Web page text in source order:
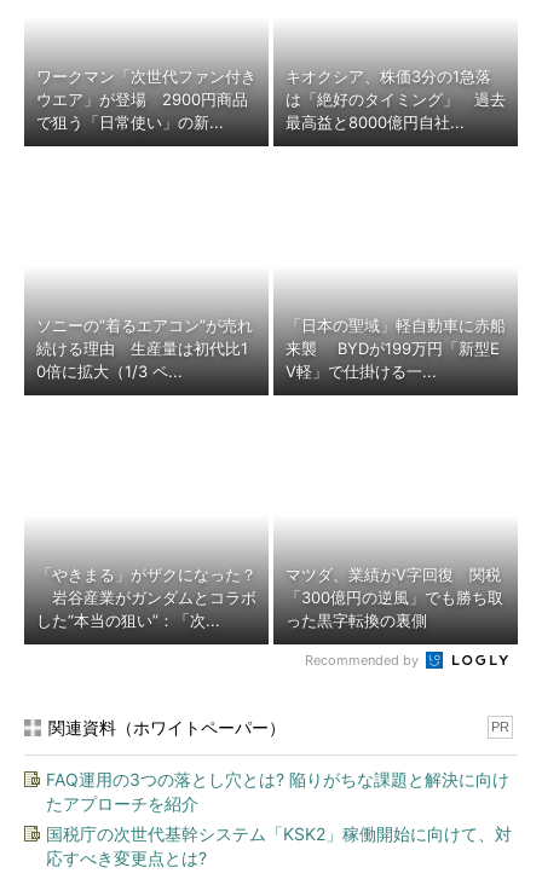
ワークマン「次世代ファン付き
ウエア」が登場 2900円商品
で狙う「日常使い」の新...
キオクシア、株価3分の1急落
は「絶好のタイミング」 過去
最高益と8000億円自社...
ソニーの“着るエアコン”が売れ
続ける理由 生産量は初代比1
0倍に拡大（1/3 ペ...
「日本の聖域」軽自動車に赤船
来襲 BYDが199万円「新型E
V軽」で仕掛ける一...
「やきまる」がザクになった？
岩谷産業がガンダムとコラボ
した“本当の狙い”：「次...
マツダ、業績がV字回復 関税
「300億円の逆風」でも勝ち取
った黒字転換の裏側
Recommended by
関連資料（ホワイトペーパー） PR
FAQ運用の3つの落とし穴とは? 陥りがちな課題と解決に向け
たアプローチを紹介
国税庁の次世代基幹システム「KSK2」稼働開始に向けて、対
応すべき変更点とは?